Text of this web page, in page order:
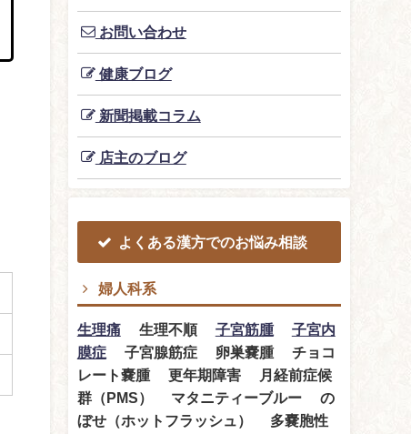
お問い合わせ
健康ブログ
新聞掲載コラム
店主のブログ
よくある漢方でのお悩み相談
婦人科系
生理痛生理不順 子宮筋腫
子宮内
膜症子宮腺筋症 卵巣嚢腫 チョコ
レート嚢腫 更年期障害 月経前症候
群（PMS） マタニティーブルー の
ぼせ（ホットフラッシュ） 多嚢胞性